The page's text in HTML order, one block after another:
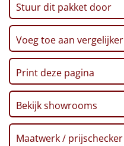
Borrelplank
Warmtekussen
NIEUW
Slowcooker POPULAIR
Noodradio NIEUW
Deken (fleece plaid)
Stuur dit pakket door
Voeg toe aan vergelijker
Print deze pagina
Bekijk showrooms
Maatwerk / prijschecker